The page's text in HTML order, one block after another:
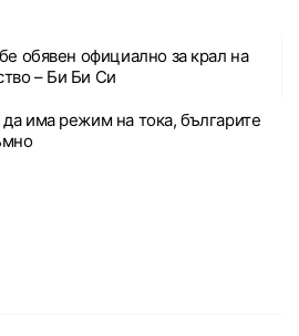
обявен официално за крал на
– Би Би Си
има режим на тока, българите